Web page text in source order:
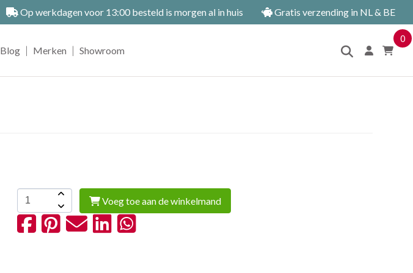
Op werkdagen voor 13:00 besteld is morgen al in huis Gratis verzending in NL & BE
Blog | Merken | Showroom
0
Voeg toe aan de winkelmand